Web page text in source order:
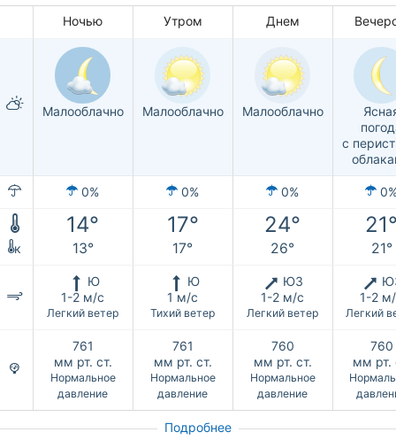
Ночью Утром Днем
Малооблачно Малооблачно Малооблачно
с
0% 0% 0%
14° 17° 24°
к 13° 17° 26° 21°
Ю
1-2 м/с
Легкий ветер
Ю
1 м/с
Тихий ветер
ЮЗ
1-2 м/с
Легкий ветер
1-2
Легкий
761
мм рт. ст.
Нормальное
давление
761
мм рт. ст.
Нормальное
давление
760
мм рт. ст.
Нормальное
давление
760
мм рт.
Подробнее